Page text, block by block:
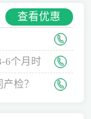
查看优惠
6个月时
检？